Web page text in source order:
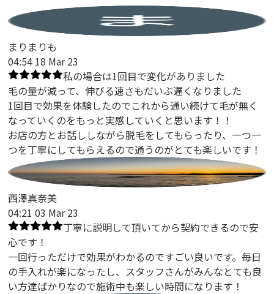
まりまりも
04:54 18 Mar 23
私の場合は1回目で変化がありました
毛の量が減って、伸びる速さもだいぶ遅くなりました
1回目で効果を体験したのでこれから通い続けて毛が無く
なっていくのをもっと実感していくと思います！！
お店の方とお話ししながら脱毛をしてもらったり、一つ一
つを丁寧にしてもらえるので通うのがとても楽しいです！
西澤真奈美
04:21 03 Mar 23
丁寧に説明して頂いてから契約できるので安
心です！
一回行っただけで効果がわかるのですごい良いです。毎日
の手入れが楽になったし、スタッフさんがみんなとても良
い方達ばかりなので施術中も楽しい時間になります！